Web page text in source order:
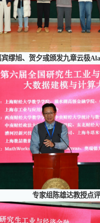
缪旭、贺夕彧颁发九章云极
专家组陈雄达教授点